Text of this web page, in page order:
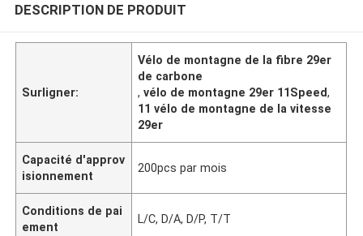
DESCRIPTION DE PRODUIT
Surligner:
Vélo de montagne de la fibre 29er
de carbone
,vélo de montagne 29er 11Speed,
11 vélo de montagne de la vitesse
29er
Capacité d'approv
isionnement
200pcs par mois
Conditions de pai
ement
L/C, D/A, D/P, T/T